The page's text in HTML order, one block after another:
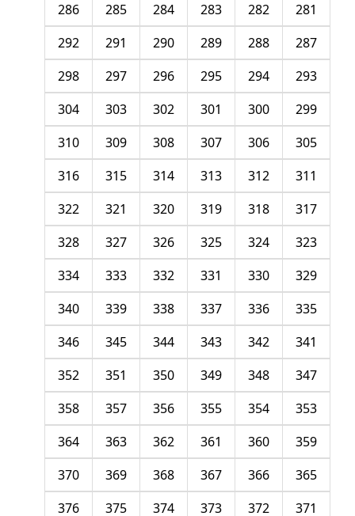
281
282
283
284
285
286
287
288
289
290
291
292
293
294
295
296
297
298
299
300
301
302
303
304
305
306
307
308
309
310
311
312
313
314
315
316
317
318
319
320
321
322
323
324
325
326
327
328
329
330
331
332
333
334
335
336
337
338
339
340
341
342
343
344
345
346
347
348
349
350
351
352
353
354
355
356
357
358
359
360
361
362
363
364
365
366
367
368
369
370
371
372
373
374
375
376